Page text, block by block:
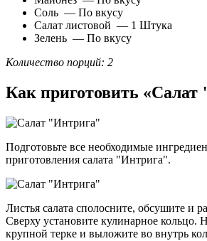
Соль — По вкусу
Салат листовой — 1 Штука
Зелень — По вкусу
Количество порций: 2
Как приготовить
Подготовьте все необходимые
приготовления салата "Интрига".
Листья салата сполосните, обсушите и
Сверху установите кулинарное кольцо.
крупной терке и выложите во внутрь